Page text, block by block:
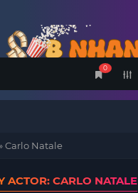
0
Carlo Natale
ACTOR: CARLO NATALE